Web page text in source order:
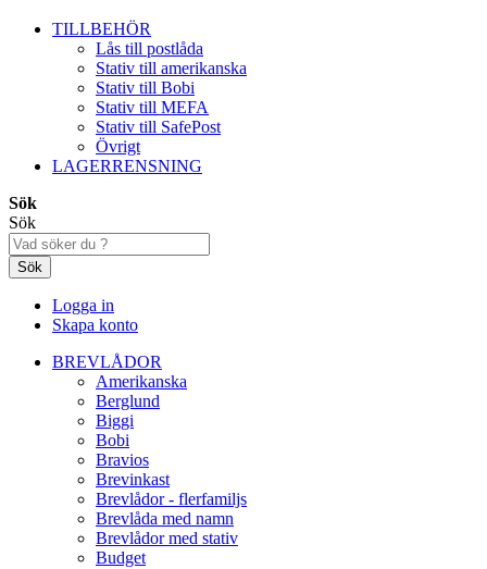
TILLBEHÖR
Lås till postlåda
Stativ till amerikanska
Stativ till Bobi
Stativ till MEFA
Stativ till SafePost
Övrigt
LAGERRENSNING
Sök
Sök
Sök
Logga in
Skapa konto
BREVLÅDOR
Amerikanska
Berglund
Biggi
Bobi
Bravios
Brevinkast
Brevlådor - flerfamiljs
Brevlåda med namn
Brevlådor med stativ
Budget